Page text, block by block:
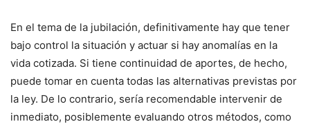
En el tema de la jubilación, definitivamente hay que tener
bajo control la situación y actuar si hay anomalías en la
vida cotizada. Si tiene continuidad de aportes, de hecho,
puede tomar en cuenta todas las alternativas previstas por
la ley. De lo contrario, sería recomendable intervenir de
inmediato, posiblemente evaluando otros métodos, como